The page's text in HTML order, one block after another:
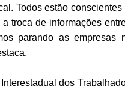
Todos estão
troca de informações
parando as
dos